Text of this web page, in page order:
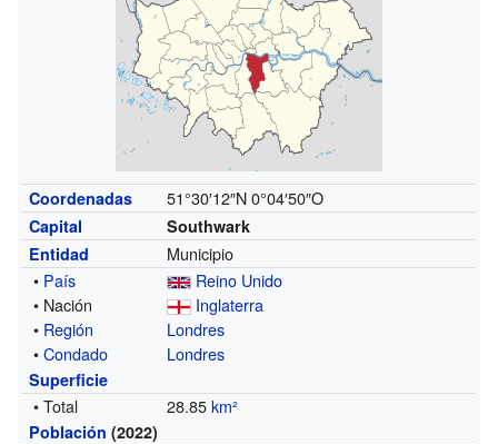
Coordenadas 51°30′12″N 0°04′50″O
Capital
Southwark
Entidad
Municipio
• País
Reino Unido
• Nación
Inglaterra
• Región
Londres
•Condado Londres
Superficie
• Total 28.85km²
Población (2022)